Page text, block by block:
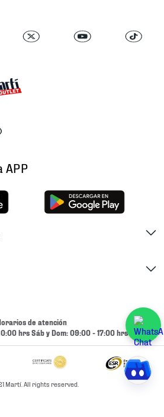
APP
de atención
hrs Sáb y Dom: 09:00 - 17:00 hrs
Martí. All rights reserved.